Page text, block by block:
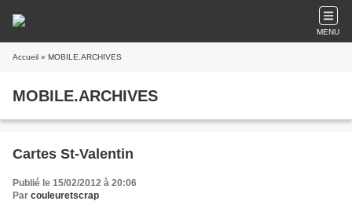
MENU
Accueil » MOBILE.ARCHIVES
MOBILE.ARCHIVES
Cartes St-Valentin
Publié le 15/02/2012 à 20:06
Par couleuretscrap